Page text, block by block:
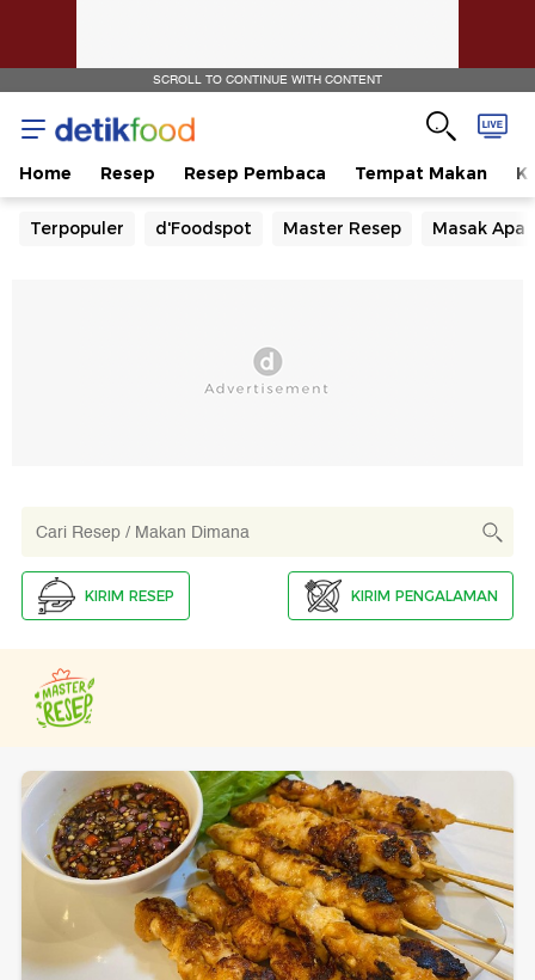
Siang
SCROLL TO CONTINUE WITH CONTENT
Home Resep Resep Pembaca Tempat Makan
Terpopuler d'Foodspot Master Resep Masak Apa
KIRIM RESEP KIRIM PENGALAMAN